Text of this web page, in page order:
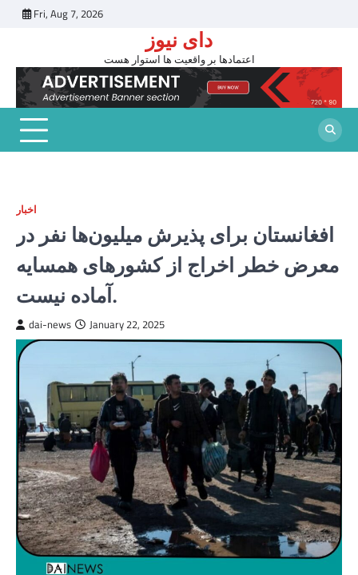
Fri, Aug 7, 2026
دای نیوز
اعتمادها بر واقعیت ها استوار هست
اخبار
افغانستان برای پذیرش میلیون‌ها نفر در
معرض خطر اخراج از کشورهای همسایه
آماده نیست.
dai-news January 22, 2025